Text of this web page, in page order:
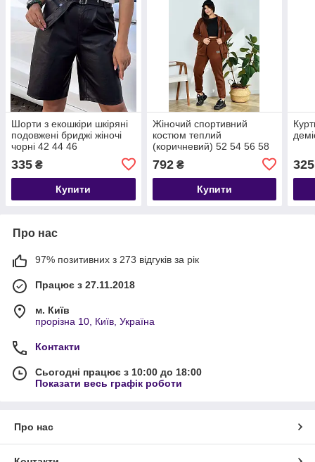
Шорти з екошкіри шкіряні
подовжені бриджі жіночі
чорні 42 44 46
335 ₴
Купити
Жіночий спортивний
костюм теплий
(коричневий) 52 54 56 58
792₴
Купити
325
Про нас
97% позитивних з 273 відгуків за рік
Працює з 27.11.2018
м. Київ
прорізна 10, Київ, Україна
Контакти
Сьогодні працює з 10:00 до 18:00
Показати весь графік роботи
Про нас